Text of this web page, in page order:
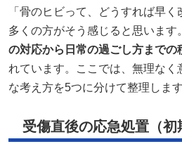
「骨のヒビって、どうすれば早く
多くの方がそう感じると思います
の対応から日常の過ごし方までの
れています。ここでは、無理なく
な考え方を5つに分けて整理します
受傷直後の応急処置（初